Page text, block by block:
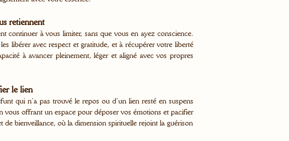
retiennent
continuer à vous limiter, sans que vous en ayez conscience.
libérer avec respect et gratitude, et à récupérer votre liberté
à avancer pleinement, léger et aligné avec vos propres
le lien
qui n’a pas trouvé le repos ou d’un lien resté en suspens
offrant un espace pour déposer vos émotions et pacifier
bienveillance, où la dimension spirituelle rejoint la guérison